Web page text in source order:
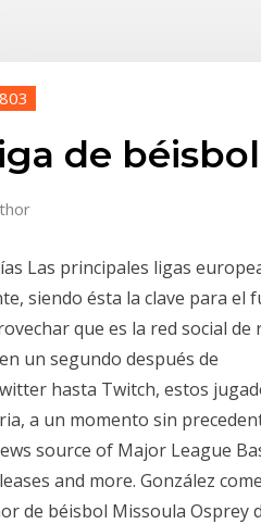
de
Las principales ligas
siendo ésta la clave para
que es la red social
un segundo después de
hasta Twitch, estos
a un momento sin
source of Major League
and more. González
de béisbol Missoula Osprey